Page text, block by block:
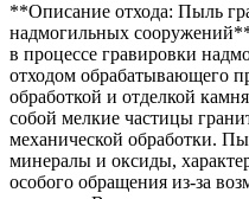
**Описание отхода: Пыль
надмогильных
в процессе гравировки
отходом обрабатывающего
обработкой и отделкой
собой мелкие частицы
механической обработки.
минералы и оксиды,
особого обращения из-за